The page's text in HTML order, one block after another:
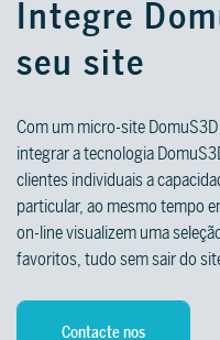
Integre
seu site
Com um micro-site
integrar a tecnologia
clientes individuais a
particular, ao mesmo tempo
on-line visualizem uma
favoritos, tudo sem sair do
Contacte nos